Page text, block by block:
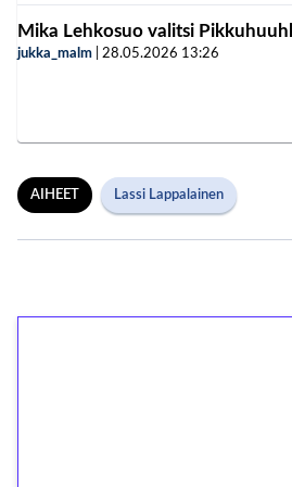
Mika Lehkosuo valitsi
jukka_malm 28.05.2026 13:26
AIHEET Lassi Lappalainen